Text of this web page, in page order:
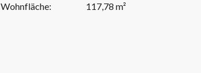
Wohnfläche:
117,78 m²